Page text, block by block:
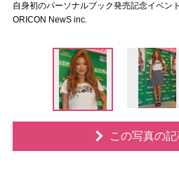
自身初のパーソナルブック発売記念イベン
ORICON NewS inc.
この写真の